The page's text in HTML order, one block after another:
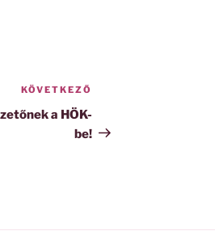
KÖVETKEZŐ
a HÖK-
be!